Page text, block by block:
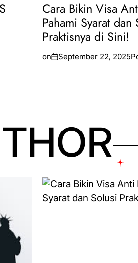
Cara Bikin Visa
Pahami Syarat dan
Praktisnya di Sini!
on September 22, 2025